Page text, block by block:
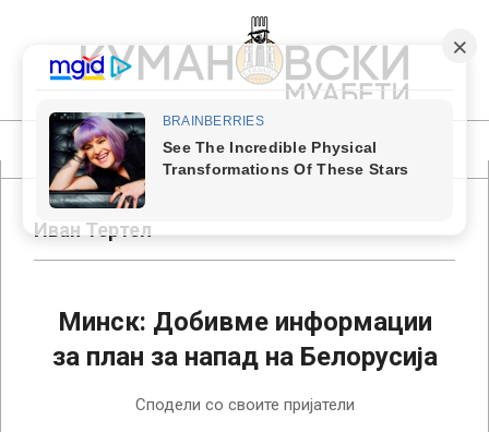
content
КУМАНОВСКИ
МУАБЕТИ
Primary
Navigation
MenuИван Тертел
Минск: Добивме информации
за план за напад на Белорусија
Сподели со своите пријатели